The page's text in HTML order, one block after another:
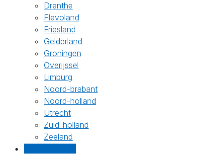
Drenthe
Flevoland
Friesland
Gelderland
Groningen
Overijssel
Limburg
Noord-brabant
Noord-holland
Utrecht
Zuid-holland
Zeeland